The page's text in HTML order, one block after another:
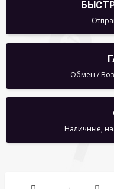
Обмен /
Наличные,